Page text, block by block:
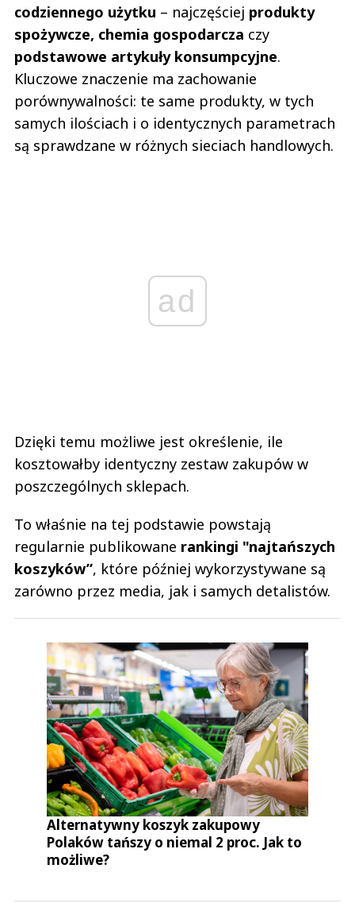
codziennego użytku – najczęściej produkty
spożywcze, chemia gospodarcza czy
podstawowe artykuły konsumpcyjne.
Kluczowe znaczenie ma zachowanie
porównywalności: te same produkty, w tych
samych ilościach i o identycznych parametrach
są sprawdzane w różnych sieciach handlowych.
ad
Dzięki temu możliwe jest określenie, ile
kosztowałby identyczny zestaw zakupów w
poszczególnych sklepach.
To właśnie na tej podstawie powstają
regularnie publikowane rankingi "najtańszych
koszyków”, które później wykorzystywane są
zarówno przez media, jak i samych detalistów.
Alternatywny koszyk zakupowy
Polaków tańszy o niemal 2 proc. Jak to
możliwe?